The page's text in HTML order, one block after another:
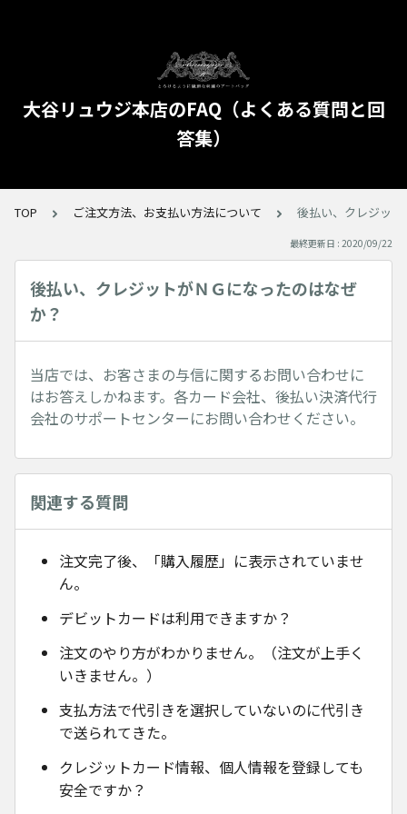
大谷リュウジ本店のFAQ（よくある質問と回
答集）
TOP ご注文方法、お支払い方法について 後払い、クレジッ
最終更新日 : 2020/09/22
後払い、クレジットがＮＧになったのはなぜ
か？
当店では、お客さまの与信に関するお問い合わせに
はお答えしかねます。各カード会社、後払い決済代行
会社のサポートセンターにお問い合わせください。
関連する質問
注文完了後、「購入履歴」に表示されていませ
ん。
デビットカードは利用できますか？
注文のやり方がわかりません。（注文が上手く
いきません。）
支払方法で代引きを選択していないのに代引き
で送られてきた。
クレジットカード情報、個人情報を登録しても
安全ですか？